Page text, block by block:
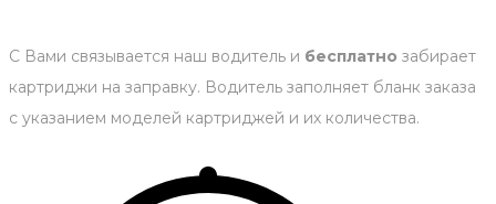
С Вами связывается наш водитель и бесплатно забирает
картриджи на заправку. Водитель заполняет бланк заказа
с указанием моделей картриджей и их количества.